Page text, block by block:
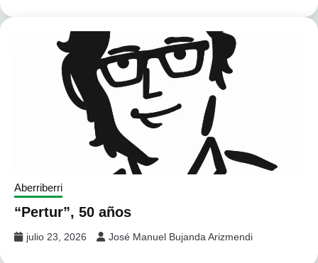
Aberriberri
“Pertur”, 50 años
julio 23, 2026 José Manuel Bujanda Arizmendi